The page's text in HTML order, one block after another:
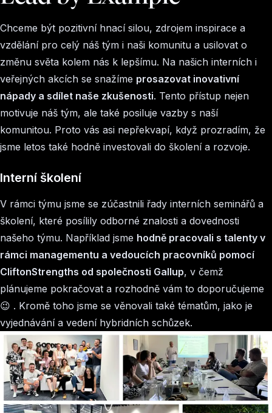
Chceme být pozitivní hnací silou, zdrojem inspirace a
vzdělání pro celý náš tým i naši komunitu a usilovat o
změnu světa kolem nás k lepšímu. Na našich interních i
veřejných akcích se snažíme prosazovat inovativní
nápady a sdílet naše zkušenosti. Tento přístup nejen
motivuje náš tým, ale také posiluje vazby s naší
komunitou. Proto vás asi nepřekvapí, když prozradím, že
jsme letos také hodně investovali do školení a rozvoje.
Interní školení
V rámci týmu jsme se zúčastnili řady interních seminářů a
školení, které posílily odborné znalosti a dovednosti
našeho týmu. Například jsme hodně pracovali s talenty v
rámci managementu a vedoucích pracovníků pomocí
CliftonStrengths od společnosti Gallup, v čemž
plánujeme pokračovat a rozhodně vám to doporučujeme
😉 . Kromě toho jsme se věnovali také tématům, jako je
vyjednávání a vedení hybridních schůzek.